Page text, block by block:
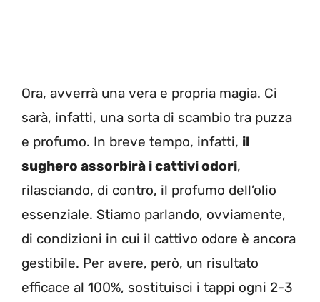
Ora, avverrà una vera e propria magia. Ci
sarà, infatti, una sorta di scambio tra puzza
e profumo. In breve tempo, infatti, il
sughero assorbirà i cattivi odori,
rilasciando, di contro, il profumo dell’olio
essenziale. Stiamo parlando, ovviamente,
di condizioni in cui il cattivo odore è ancora
gestibile. Per avere, però, un risultato
efficace al 100%, sostituisci i tappi ogni 2-3